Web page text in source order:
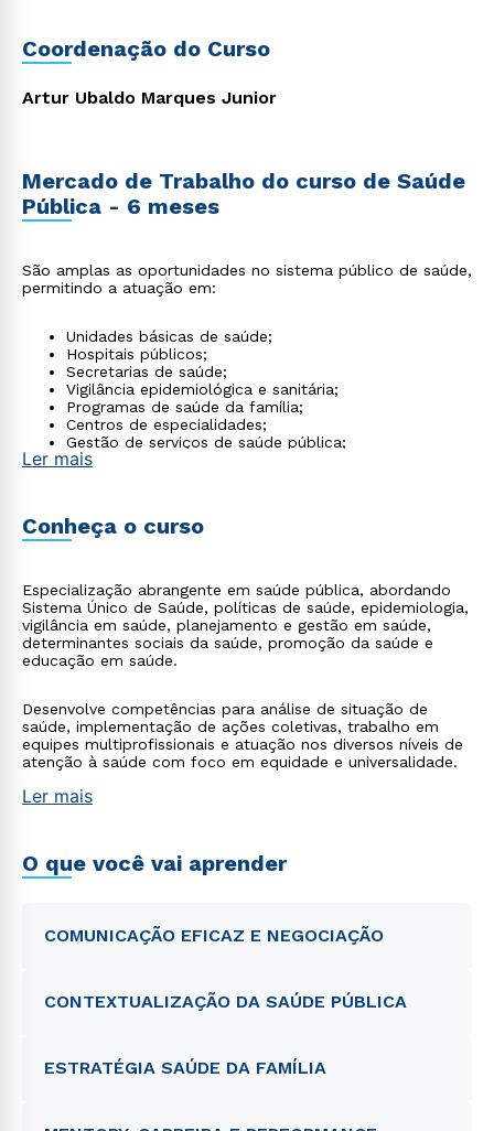
Coordenação do Curso
Artur Ubaldo Marques Junior
Mercado de Trabalho do curso de Saúde
Pública - 6 meses
São amplas as oportunidades no sistema público de saúde,
permitindo a atuação em:
Unidades básicas de saúde;
Hospitais públicos;
Secretarias de saúde;
Vigilância epidemiológica e sanitária;
Programas de saúde da família;
Centros de especialidades;
Gestão de serviços de saúde pública;
ONGs de saúde
Ler mais
Conheça o curso
Especialização abrangente em saúde pública, abordando
Sistema Único de Saúde, políticas de saúde, epidemiologia,
vigilância em saúde, planejamento e gestão em saúde,
determinantes sociais da saúde, promoção da saúde e
educação em saúde.
Desenvolve competências para análise de situação de
saúde, implementação de ações coletivas, trabalho em
equipes multiprofissionais e atuação nos diversos níveis de
atenção à saúde com foco em equidade e universalidade.
Ler mais
O que você vai aprender
COMUNICAÇÃO EFICAZ E NEGOCIAÇÃO
CONTEXTUALIZAÇÃO DA SAÚDE PÚBLICA
ESTRATÉGIA SAÚDE DA FAMÍLIA